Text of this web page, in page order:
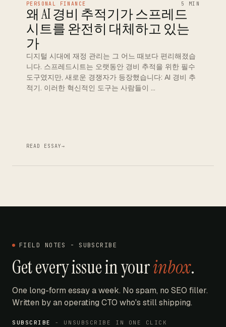
PERSONAL FINANCE 5 MIN
왜 AI 경비 추적기가 스프레드
시트를 완전히 대체하고 있는
가
디지털 시대에 재정 관리는 그 어느 때보다 편리해졌습
니다. 스프레드시트는 오랫동안 경비 추적을 위한 필수
도구였지만, 새로운 경쟁자가 등장했습니다: AI 경비 추
적기. 이러한 혁신적인 도구는 사람들이 …
READ ESSAY→
FIELD NOTES - SUBSCRIBE
Get every issue in yourinbox.
One long-form essay a week. No spam, no SEO filler.
Written by an operating CTO who's still shipping.
SUBSCRIBE - UNSUBSCRIBE IN ONE CLICK